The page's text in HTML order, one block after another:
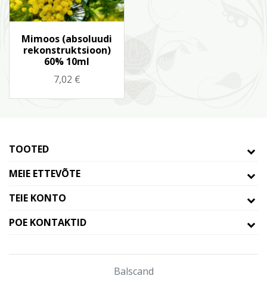
Kiirvaade
Mimoos (absoluudi
rekonstruktsioon)
60% 10ml
Hind
7,02 €
TOOTED
MEIE ETTEVÕTE
TEIE KONTO
POE KONTAKTID
Balscand